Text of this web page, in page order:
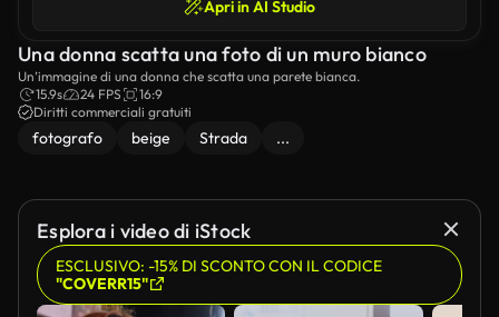
Apri in AI Studio
Una donna scatta una foto di un muro bianco
Un’immagine di una donna che scatta una parete bianca.
15.9s
24 FPS
16:9
Diritti commerciali gratuiti
fotografo beige Strada ...
Esplora i video di iStock
ESCLUSIVO: -15% DI SCONTO CON IL CODICE
"COVERR15"